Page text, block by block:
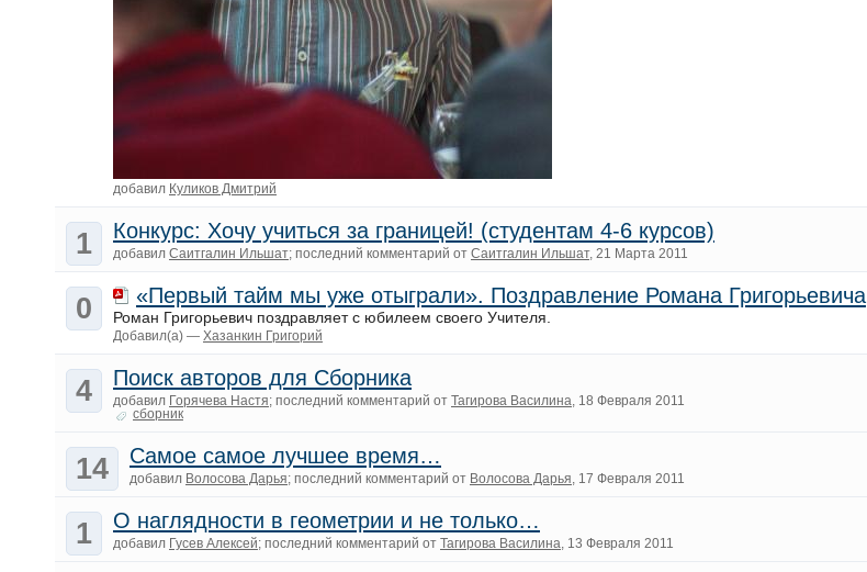
добавил Куликов Дмитрий
1 Конкурс: Хочу учиться за границей! (студентам 4-6 курсов)
добавил Саитгалин Ильшат; последний комментарий от Саитгалин Ильшат, 21 Марта 2011
0 «Первый тайм мы уже отыграли». Поздравление Романа Григорьевича
Роман Григорьевич поздравляет с юбилеем своего Учителя.
Добавил(а) — Хазанкин Григорий
4 Поиск авторов для Сборника
добавил Горячева Настя; последний комментарий от Тагирова Василина , 18 Февраля 2011
сборник
14 Самое самое лучшее время…
добавил Волосова Дарья; последний комментарий от Волосова Дарья , 17 Февраля 2011
1 О наглядности в геометрии и не только…
добавил Гусев Алексей; последний комментарий от Тагирова Василина , 13 Февраля 2011